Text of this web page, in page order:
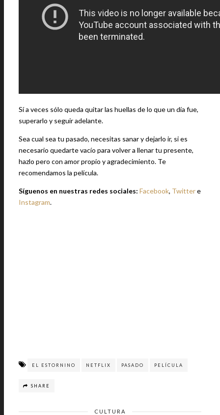
Sí a veces sólo queda quitar las huellas de lo que un día fue,
superarlo y seguir adelante.
Sea cual sea tu pasado, necesitas sanar y dejarlo ir, si es
necesario quedarte vacío para volver a llenar tu presente,
hazlo pero con amor propio y agradecimiento. Te
recomendamos la película.
Síguenos en nuestras redes sociales: Facebook, Twittere
Instagram.
EL ESTORNINO NETFLIX PASADO PELÍCULA
SHARE
CULTURA